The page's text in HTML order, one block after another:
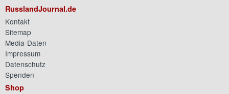
RusslandJournal.de
Kontakt
Sitemap
Media-Daten
Impressum
Datenschutz
Spenden
Shop